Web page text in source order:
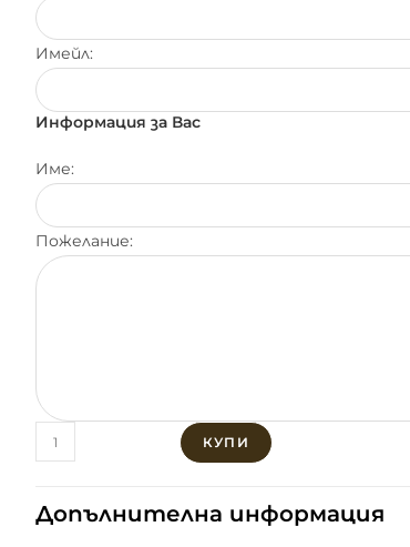
Имейл:
Информация за Вас
Име:
Пожелание:
КУПИ
Допълнителна информация